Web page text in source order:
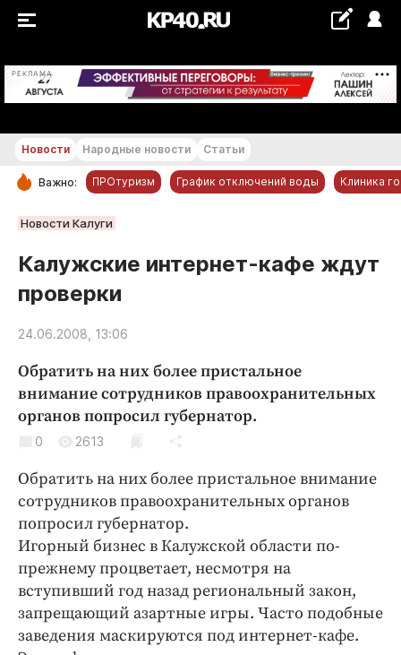
РЕКЛАМА +17...+18 °С
РУБРИКИ
Новости компаний
Статьи
Народные новости
Авто и транспорт
Благоустройство
Криминал
Культура
Недвижимость и ЖКХ
Образование
Общество
Погода
Праздники
Происшествия
Спорт
Новости Народные новости Статьи
Важно: ПРОтуризм График отключений воды Клиника
Новости Калуги
Калужские интернет-кафе ждут
проверки
24.06.2008, 13:06
Обратить на них более пристальное
внимание сотрудников правоохранительных
органов попросил губернатор.
0 2613
Обратить на них более пристальное внимание
сотрудников правоохранительных органов
попросил губернатор.
Игорный бизнес в Калужской области по-
прежнему процветает, несмотря на
вступивший год назад региональный закон,
запрещающий азартные игры. Часто подобные
заведения маскируются под интернет-кафе.